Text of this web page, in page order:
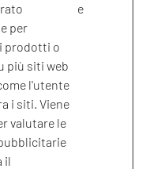
per
prodotti o
più siti web
l'utente
i siti. Viene
valutare le
il
e